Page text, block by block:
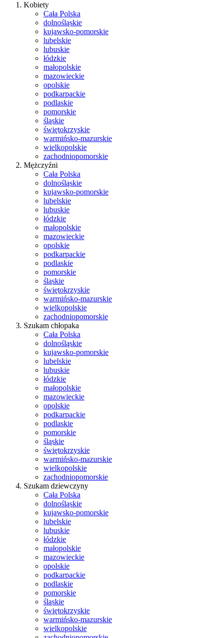
Kobiety
Cała Polska
dolnośląskie
kujawsko-pomorskie
lubelskie
lubuskie
łódzkie
małopolskie
mazowieckie
opolskie
podkarpackie
podlaskie
pomorskie
śląskie
świętokrzyskie
warmińsko-mazurskie
wielkopolskie
zachodniopomorskie
Mężczyźni
Cała Polska
dolnośląskie
kujawsko-pomorskie
lubelskie
lubuskie
łódzkie
małopolskie
mazowieckie
opolskie
podkarpackie
podlaskie
pomorskie
śląskie
świętokrzyskie
warmińsko-mazurskie
wielkopolskie
zachodniopomorskie
Szukam chłopaka
Cała Polska
dolnośląskie
kujawsko-pomorskie
lubelskie
lubuskie
łódzkie
małopolskie
mazowieckie
opolskie
podkarpackie
podlaskie
pomorskie
śląskie
świętokrzyskie
warmińsko-mazurskie
wielkopolskie
zachodniopomorskie
Szukam dziewczyny
Cała Polska
dolnośląskie
kujawsko-pomorskie
lubelskie
lubuskie
łódzkie
małopolskie
mazowieckie
opolskie
podkarpackie
podlaskie
pomorskie
śląskie
świętokrzyskie
warmińsko-mazurskie
wielkopolskie